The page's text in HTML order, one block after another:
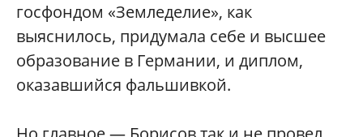
госфондом «Земледелие», как
выяснилось, придумала себе и высшее
образование в Германии, и диплом,
оказавшийся фальшивкой.